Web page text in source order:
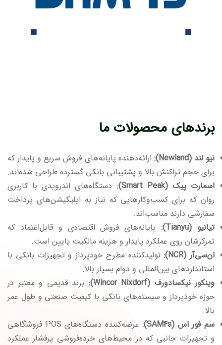
برندهای محصولات ما
نیو لند (Newland):
ارائه‌دهنده پایانه‌های فروش سریع و پایدار که
برای حجم تراکنش بالا و پشتیبانی بانکی گسترده طراحی شده‌اند.
اسمارت پیک (Smart Peak):
دستگاه‌های اندرویدی با کاربری
روان که برای کسب‌وکارهایی که نیاز به اپلیکیشن‌های پرداخت
سفارشی دارند مناسب‌اند.
تیانیو (Tianyu):
پایانه‌های فروش اقتصادی و قابل‌اعتماد که
تمرکزشان روی عملکرد پایدار و هزینه مالکیت پایین است.
ان‌سی‌آر (NCR):
تولیدکننده مطرح خودپرداز و تجهیزات بانکی با
استانداردهای بین‌المللی و دوام بسیار بالا.
وینکور نیکسادورف (Wincor Nixdorf):
برند قدیمی و معتبر در
حوزه خودپرداز و سیستم‌های بانکی با کیفیت صنعتی و طول عمر
بالا.
سم فور اس (SAM4s):
عرضه‌کننده دستگاه‌های POS فروشگاهی
و تجهیزات جانبی که در محیط‌های خرده‌فروشی پرفشار عملکرد